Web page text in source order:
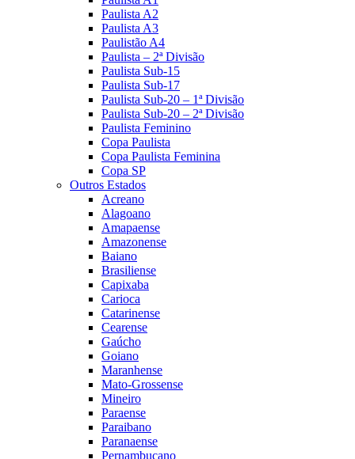
Paulista A2
Paulista A3
Paulistão A4
Paulista – 2ª Divisão
Paulista Sub-15
Paulista Sub-17
Paulista Sub-20 – 1ª Divisão
Paulista Sub-20 – 2ª Divisão
Paulista Feminino
Copa Paulista
Copa Paulista Feminina
Copa SP
Outros Estados
Acreano
Alagoano
Amapaense
Amazonense
Baiano
Brasiliense
Capixaba
Carioca
Catarinense
Cearense
Gaúcho
Goiano
Maranhense
Mato-Grossense
Mineiro
Paraense
Paraibano
Paranaense
Pernambucano